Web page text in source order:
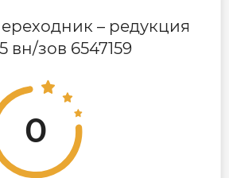
– редукция
вн/зов 6547159
0